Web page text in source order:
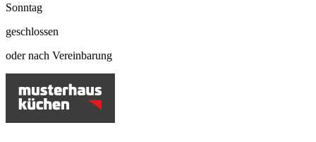
Sonntag
geschlossen
oder nach Vereinbarung